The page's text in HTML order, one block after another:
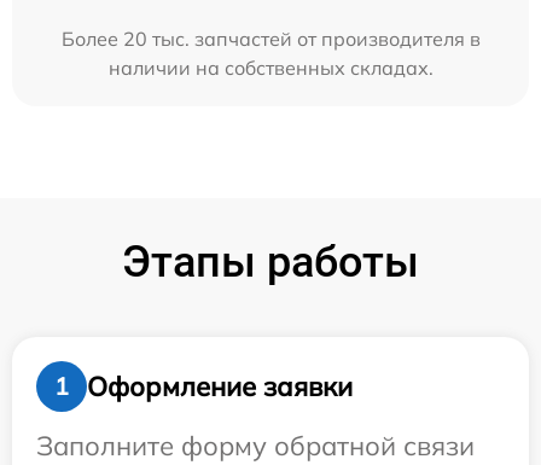
Более 20 тыс. запчастей от производителя в
наличии на собственных складах.
Этапы работы
1
Оформление заявки
Заполните форму обратной связи